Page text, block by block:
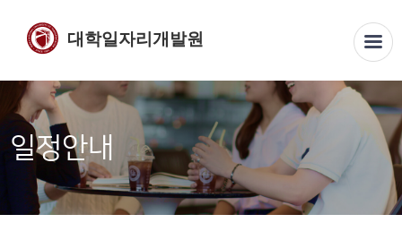
대학일자리개발원
일정안내